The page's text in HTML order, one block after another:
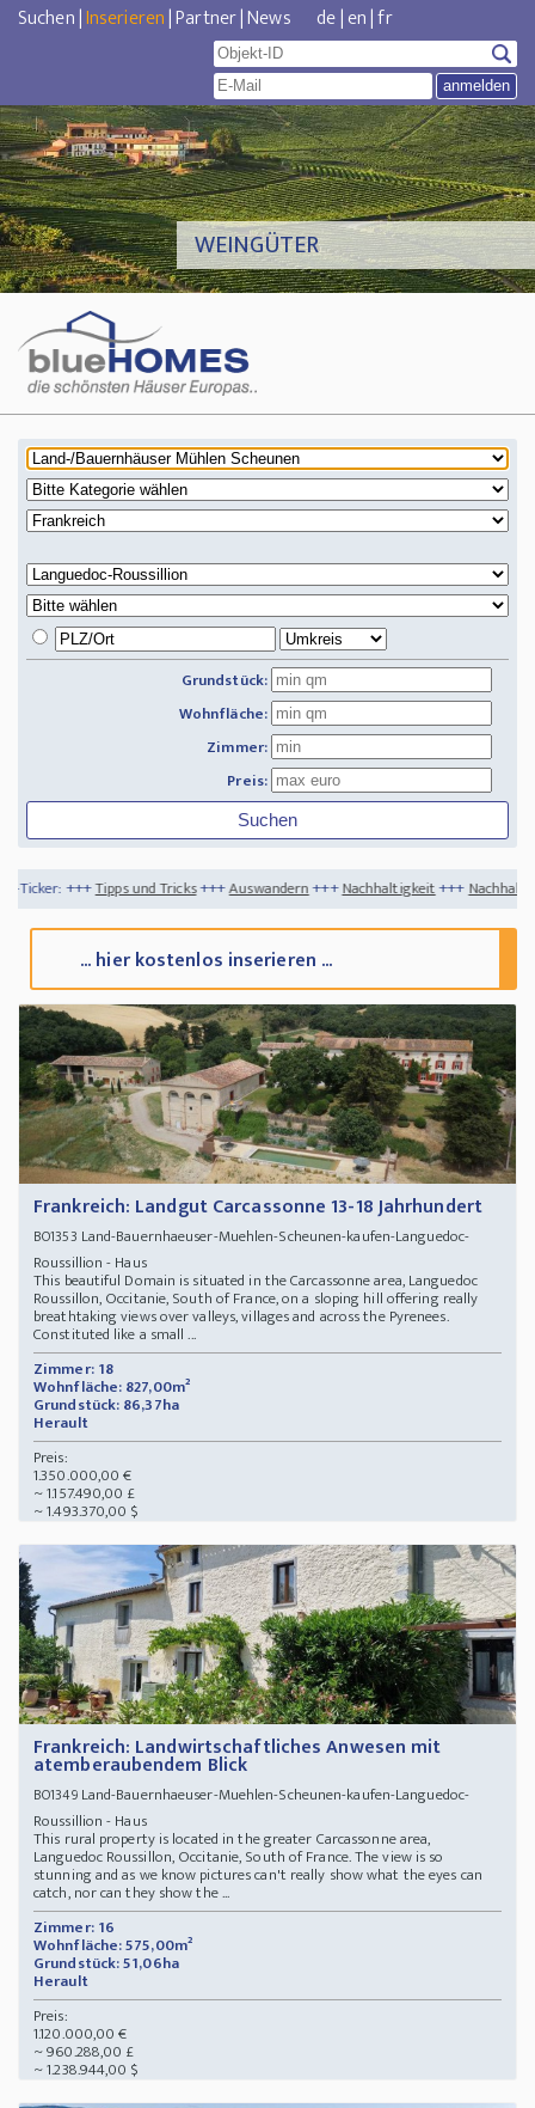
Suchen|Inserieren|Partner|News de|en|fr
WEINGÜTER
Grundstück:
Wohnfläche:
Zimmer:
Preis:
und Tricks+++Auswandern+++Nachhaltigkeit+++Nachhaltige Dekoration für
... hier kostenlos inserieren ...
Frankreich: Landgut Carcassonne 13-18 Jahrhundert
BO1353 Land-Bauernhaeuser-Muehlen-Scheunen-kaufen-Languedoc-
Roussillion - Haus
This beautiful Domain is situated in the Carcassonne area, Languedoc
Roussillon, Occitanie, South of France, on a sloping hill offering really
breathtaking views over valleys, villages and across the Pyrenees.
Constituted like a small ...
Zimmer: 18
Wohnfläche: 827,00m²
Grundstück: 86,37ha
Herault
Preis:
1.350.000,00 €
~ 1.157.490,00 £
~ 1.493.370,00 $
Frankreich: Landwirtschaftliches Anwesen mit
atemberaubendem Blick
BO1349Land-Bauernhaeuser-Muehlen-Scheunen-kaufen-Languedoc-
Roussillion - Haus
This rural property is located in the greater Carcassonne area,
Languedoc Roussillon, Occitanie, South of France. The view is so
stunning and as we know pictures can't really show what the eyes can
catch, nor can they show the ...
Zimmer: 16
Wohnfläche: 575,00m²
Grundstück: 51,06ha
Herault
Preis:
1.120.000,00 €
~ 960.288,00 £
~ 1.238.944,00 $